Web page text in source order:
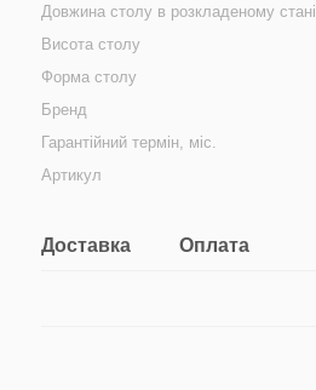
Довжина столу в розкладеному стані
Висота столу
Форма столу
Бренд
Гарантійний термін, міс.
Артикул
Доставка Оплата